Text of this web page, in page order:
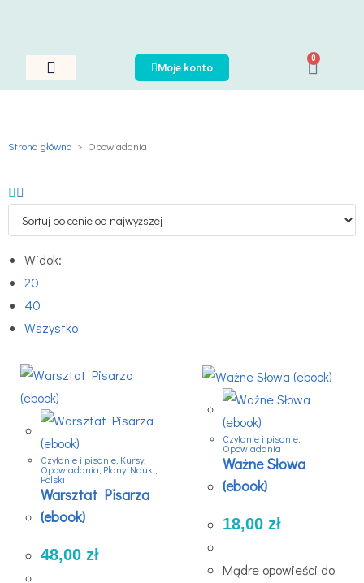
Moje konto
0
Strona główna > Opowiadania
Widok:
20
40
Wszystko
Czytanie i pisanie Kursy,
Opowiadania Plany Nauki
Polski
Warsztat Pisarza
(ebook)
48,00 zł
Czytanie i pisanie,
Opowiadania
Ważne Słowa
(ebook)
18,00 zł
Mądre opowieści do